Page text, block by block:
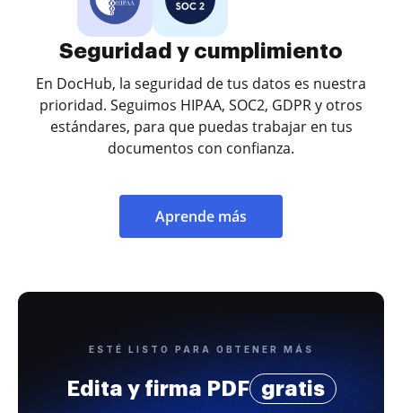
Seguridad y cumplimiento
En DocHub, la seguridad de tus datos es nuestra
prioridad. Seguimos HIPAA, SOC2, GDPR y otros
estándares, para que puedas trabajar en tus
documentos con confianza.
Aprende más
ESTÉ LISTO PARA OBTENER MÁS
Edita y firma PDF gratis